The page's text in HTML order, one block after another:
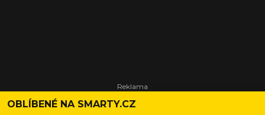
OBLÍBENÉ NA SMARTY.CZ